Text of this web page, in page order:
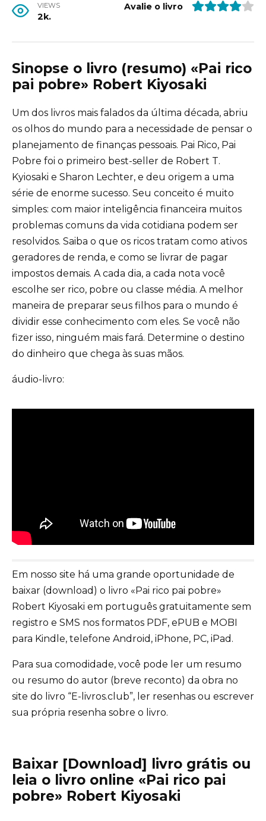
VIEWS
2k.
Avalie o livro
Sinopse o livro (resumo) «Pai rico
pai pobre» Robert Kiyosaki
Um dos livros mais falados da última década, abriu
os olhos do mundo para a necessidade de pensar o
planejamento de finanças pessoais. Pai Rico, Pai
Pobre foi o primeiro best-seller de Robert T.
Kyiosaki e Sharon Lechter, e deu origem a uma
série de enorme sucesso. Seu conceito é muito
simples: com maior inteligência financeira muitos
problemas comuns da vida cotidiana podem ser
resolvidos. Saiba o que os ricos tratam como ativos
geradores de renda, e como se livrar de pagar
impostos demais. A cada dia, a cada nota você
escolhe ser rico, pobre ou classe média. A melhor
maneira de preparar seus filhos para o mundo é
dividir esse conhecimento com eles. Se você não
fizer isso, ninguém mais fará. Determine o destino
do dinheiro que chega às suas mãos.
áudio-livro:
Em nosso site há uma grande oportunidade de
baixar (download) o livro «Pai rico pai pobre»
Robert Kiyosaki em português gratuitamente sem
registro e SMS nos formatos PDF, ePUB e MOBI
para Kindle, telefone Android, iPhone, PC, iPad.
Para sua comodidade, você pode ler um resumo
ou resumo do autor (breve reconto) da obra no
site do livro “E-livros.club”, ler resenhas ou escrever
sua própria resenha sobre o livro.
Baixar [Download] livro grátis ou
leia o livro online «Pai rico pai
pobre» Robert Kiyosaki